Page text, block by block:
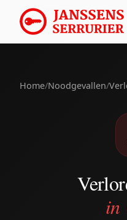
Home/Noodgevallen/
in